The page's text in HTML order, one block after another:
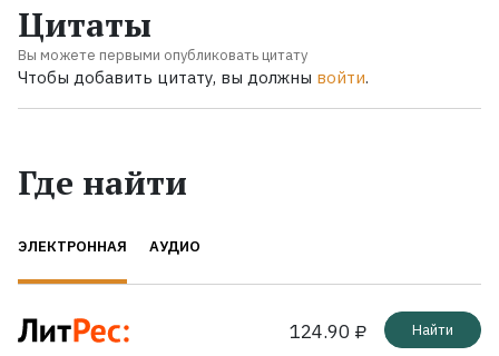
Цитаты
Вы можете первыми опубликовать цитату
Чтобы добавить цитату, вы должны войти.
Где найти
ЭЛЕКТРОННАЯ АУДИО
124.90 ₽ Найти